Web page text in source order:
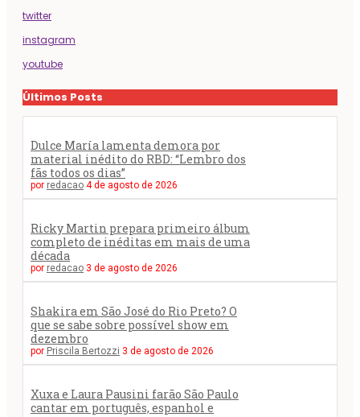
twitter
instagram
youtube
Últimos Posts
Dulce María lamenta demora por
material inédito do RBD: “Lembro dos
fãs todos os dias”
por redacao 4 de agosto de 2026
Ricky Martin prepara primeiro álbum
completo de inéditas em mais de uma
década
por redacao 3 de agosto de 2026
Shakira em São José do Rio Preto? O
que se sabe sobre possível show em
dezembro
por Priscila Bertozzi 3 de agosto de 2026
Xuxa e Laura Pausini farão São Paulo
cantar em português, espanhol e